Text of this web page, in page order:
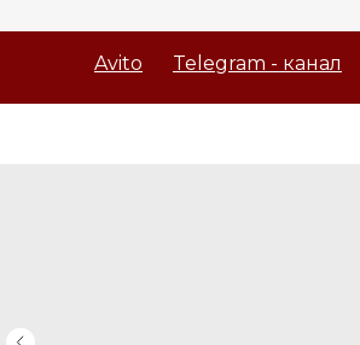
Avito Telegram - канал